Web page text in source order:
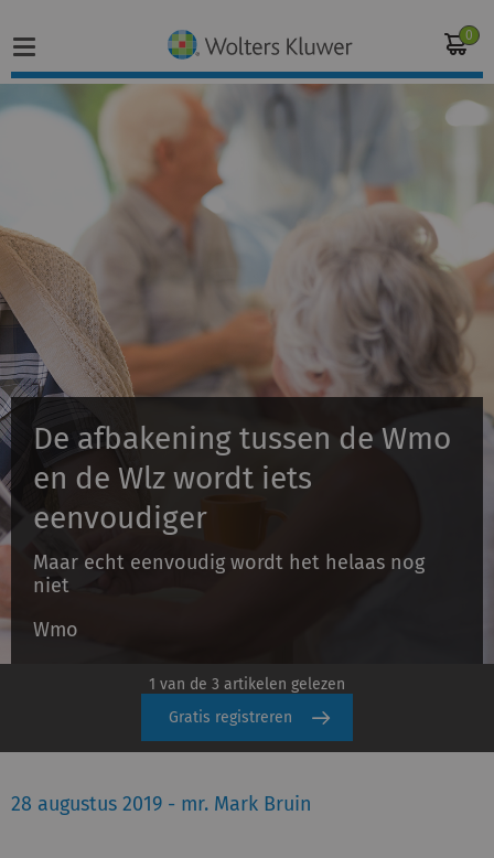
0
Actueel
Producten
Opleidingen
Juridisch advies
Inloggen op de kennisbank
Inloggen
De afbakening tussen de Wmo
en de Wlz wordt iets
eenvoudiger
Maar echt eenvoudig wordt het helaas nog
niet
Wmo
1 van de 3 artikelen gelezen
Gratis registreren
28 augustus 2019 - mr. Mark Bruin